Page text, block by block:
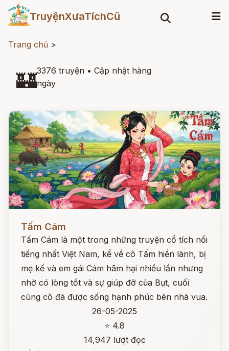
TruyệnXưaTíchCũ
Trang chủ >
🏰3376 truyện • Cập nhật hàng
ngày
Đọc ngay
Tấm Cám
Tấm Cám là một trong những truyện cổ tích nổi
tiếng nhất Việt Nam, kể về cô Tấm hiền lành, bị
mẹ kế và em gái Cám hãm hại nhiều lần nhưng
nhờ có lòng tốt và sự giúp đỡ của Bụt, cuối
cùng cô đã được sống hạnh phúc bên nhà vua.
26-05-2025
⭐ 4.8
14,947 lượt đọc